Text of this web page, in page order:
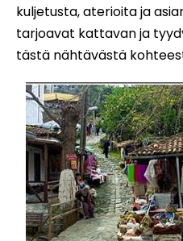
kuljetusta, aterioita ja
tarjoavat kattavan ja
tästä nähtävästä